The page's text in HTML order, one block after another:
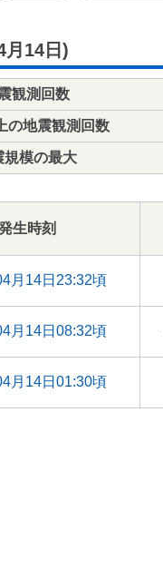
月14日)
観測回数
の地震観測回数
規模の最大
生時刻
月14日23:32頃
月14日08:32頃
月14日01:30頃